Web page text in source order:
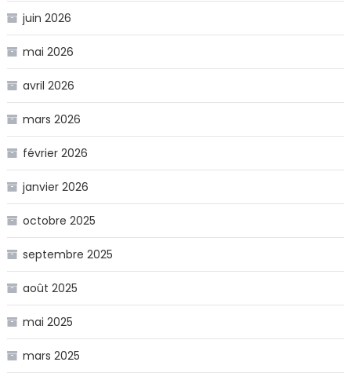
juin 2026
mai 2026
avril 2026
mars 2026
février 2026
janvier 2026
octobre 2025
septembre 2025
août 2025
mai 2025
mars 2025